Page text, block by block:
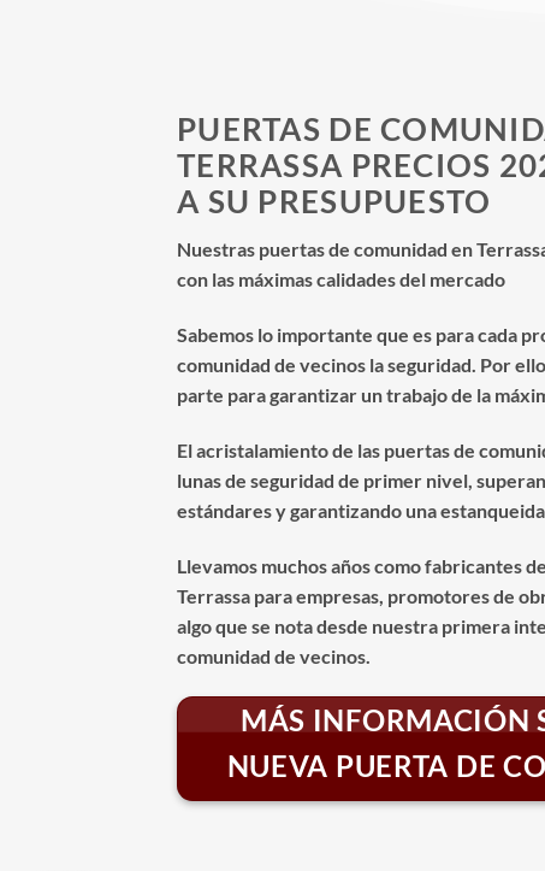
PUERTAS DE
TERRASSA PRECIOS
A SU PRESUPUESTO
Nuestras puertas de comunidad en
con las máximas calidades del mercado
Sabemos lo importante que es para cada
comunidad de vecinos la seguridad. Por
parte para garantizar un trabajo de la
El acristalamiento de las puertas de
lunas de seguridad de primer nivel,
estándares y garantizando una
Llevamos muchos años como fabricantes
Terrassa para empresas, promotores de
algo que se nota desde nuestra primera
comunidad de vecinos.
MÁS INFORMACIÓN
NUEVA PUERTA DE